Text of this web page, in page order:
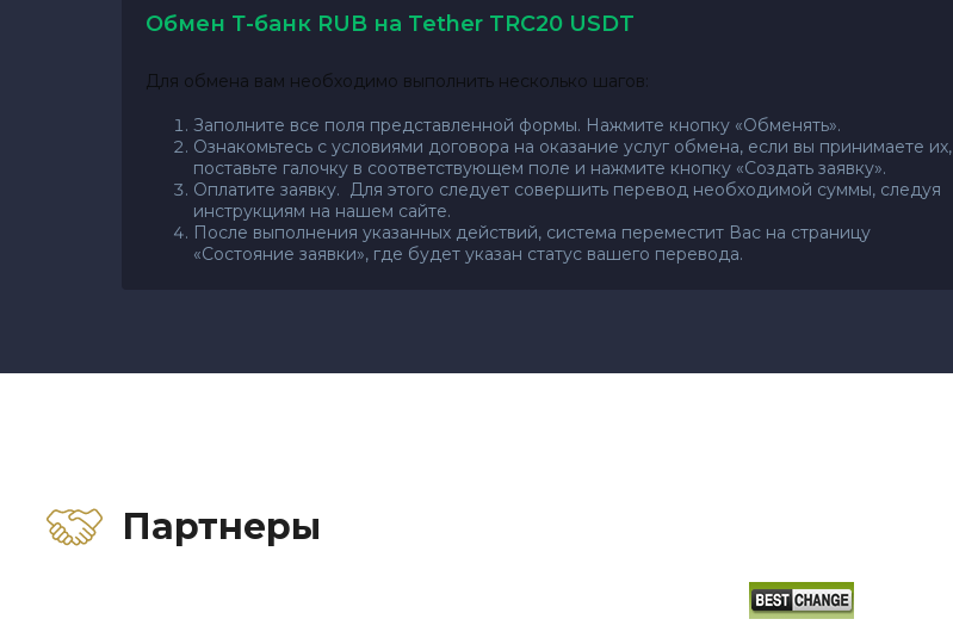
Обмен Т-банк RUB на Tether TRC20 USDT
Для обмена вам необходимо выполнить несколько шагов:
Заполните все поля представленной формы. Нажмите кнопку «Обменять».
Ознакомьтесь с условиями договора на оказание услуг обмена, если вы принимаете их,
поставьте галочку в соответствующем поле и нажмите кнопку «Создать заявку».
Оплатите заявку. Для этого следует совершить перевод необходимой суммы, следуя
инструкциям на нашем сайте.
После выполнения указанных действий, система переместит Вас на страницу
«Состояние заявки», где будет указан статус вашего перевода.
Партнеры